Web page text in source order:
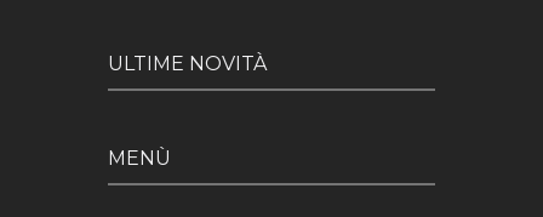
ULTIME NOVITÀ
MENÙ